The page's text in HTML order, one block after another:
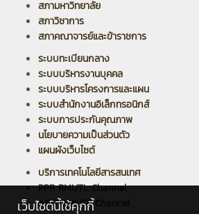
สภามหาวิทยาลัย
สภาวิชาการ
สภาคณาจารย์และข้าราชการ
ระบบทะเบียนกลาง
ระบบบริหารงานบุคคล
ระบบบริหารโครงการและแผน
ระบบสำนักงานอิเล็กทรอนิกส์
ระบบการประกันคุณภาพ
นโยบายความเป็นส่วนตัว
แผนผังเว็บไซต์
บริการเทคโนโลยีสารสนเทศ
PPR RMUTL Channel
ARIT RMUTL Channel
เว็บไซต์นี้ใช้คุกกี้